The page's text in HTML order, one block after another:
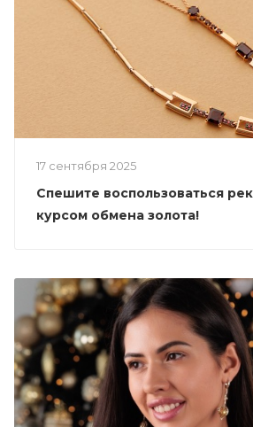
17 сентября 2025
Спешите воспользоваться
курсом обмена золота!